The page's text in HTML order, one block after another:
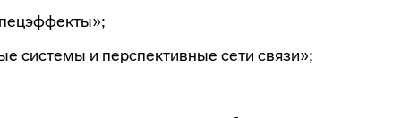
системы и перспективные сети связи»;